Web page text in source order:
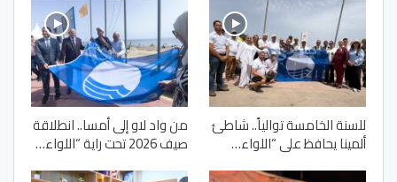
للسنة الخامسة توالياً.. شاطئ
ألمينا يحافظ على “اللواء…
من واد لاو إلى أمسا.. انطلاقة
صيف 2026 تحت راية “اللواء…